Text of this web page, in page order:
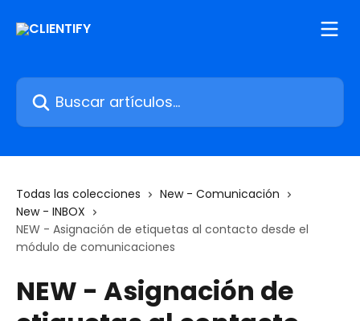
Buscar artículos...
Todas las colecciones
New - Comunicación
New - INBOX
NEW - Asignación de etiquetas al contacto desde el
módulo de comunicaciones
NEW - Asignación de